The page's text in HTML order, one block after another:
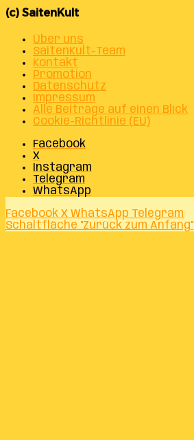
(c) SaitenKult
Über uns
SaitenKult-Team
Kontakt
Promotion
Datenschutz
Impressum
Alle Beiträge auf einen Blick
Cookie-Richtlinie (EU)
Facebook
X
Instagram
Telegram
WhatsApp
Facebook X WhatsApp Telegram
Schaltfläche "Zurück zum Anfang"